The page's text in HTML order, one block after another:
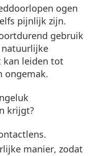
ogen
pijnlijk zijn.
gebruik
kan leiden tot
ongemak.
krijgt?
manier, zodat